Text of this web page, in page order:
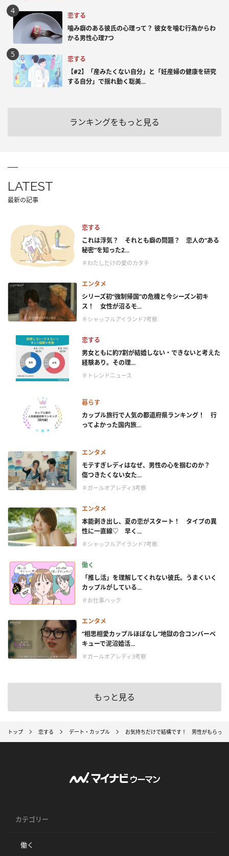
恋する
噛み癖のある彼氏の心理って？ 彼女を噛む行為からわ
かる男性心理7つ
恋する
【#2】「産みたくない自分」と「妊産婦の健康を研究
する自分」で揺れ動く聡美...
ランキングをもっと見る
LATEST
最新の記事
恋する
これは浮気？ それとも癖の問題？ 恋人の“ある
秘密”を知った2...
＃わたしだけの愛のカタチ
エンタメ
シリーズ初“強制帰国”の危機と今シーズン初キ
ス！ 女性が沼るモ...
＃シャッフルアイランド7考察
恋する
男女ともに約7割が結婚しない・できないと考えた
経験あり。その理...
＃トレンドニュース
暮らす
カップル旅行で人気の都道府県ランキング！ 行
ってよかった国内旅...
エンタメ
モテすぎレディはなぜ、男性の心を掴むのか？
傷つきたくない女た...
＃ガールオアレディ3考察
エンタメ
本能剥き出し、夏の恋がスタート！ タイプの異
性に一直線♡ 早く...
＃シャッフルアイランド7考察
働く
「推し活」を理解してくれない彼氏。うまくいく
カップルがしている...
＃お仕事ハック
エンタメ
“相思相愛カップルほぼなし”地獄の合コンバーベ
キューで泥沼婚活...
＃ガールオアレディ3考察
もっと見る
トップ 恋する デート・カップル お気持ちだけで結構です！ 男性がもらっ
カテゴリー
働く